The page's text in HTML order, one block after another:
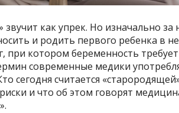
как упрек. Но изначально
и родить первого ребенка в
при котором беременность
современные медики
сегодня считается
и что об этом говорят